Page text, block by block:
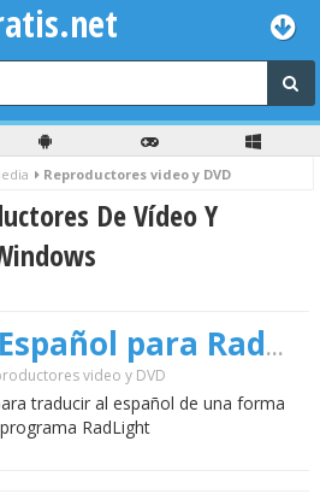
Reproductores video y DVD
De Vídeo Y
Parche Español para RadLight
video y DVD
traducir al español de una forma
RadLight